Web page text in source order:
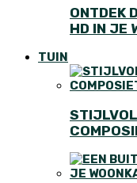
ONTDEK
HD IN JE
TUIN